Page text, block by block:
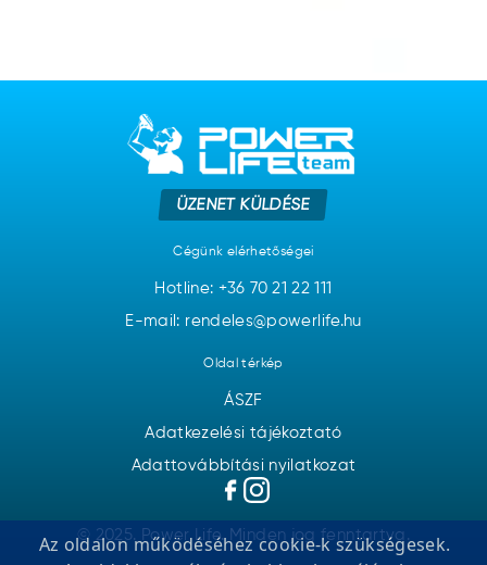
ÜZENET KÜLDÉSE
Cégünk elérhetőségei
Hotline: +36 70 21 22 111
E-mail: rendeles@powerlife.hu
Oldal térkép
ÁSZF
Adatkezelési tájékoztató
Adattovábbítási nyilatkozat
© 2025. Power Life. Minden jog fenntartva.
Az oldalon működéséhez cookie-k szükségesek.